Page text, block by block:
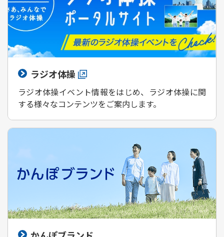
ラジオ体操
ラジオ体操イベント情報をはじめ、ラジオ体操に関
する様々なコンテンツをご案内します。